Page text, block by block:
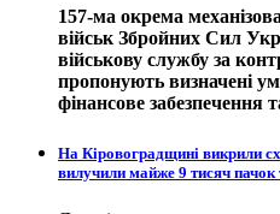
157-ма окрема
військ Збройних Сил
військову службу за
пропонують визначені
фінансове забезпечення
На Кіровоградщині викрили
вилучили майже 9 тисяч пачок